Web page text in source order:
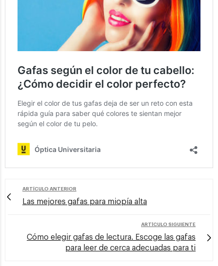
ARTÍCULO ANTERIOR
Las mejores gafas para miopía alta
ARTÍCULO SIGUIENTE
Cómo elegir gafas de lectura. Escoge las gafas
para leer de cerca adecuadas para ti